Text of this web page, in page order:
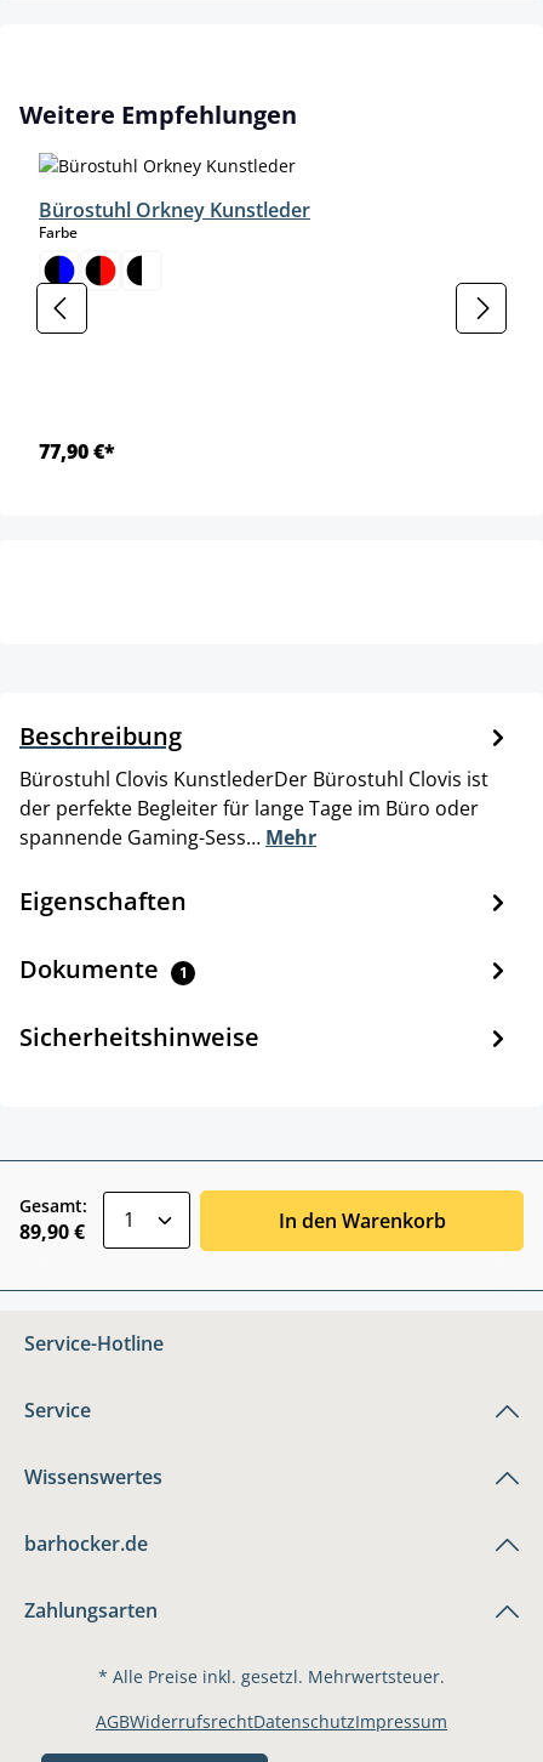
Produktgalerie überspringen
Weitere Empfehlungen
Bürostuhl Orkney Kunstleder
Farbeauswählen
77,90 €*
Beschreibung
Bürostuhl Clovis KunstlederDer Bürostuhl Clovis ist
der perfekte Begleiter für lange Tage im Büro oder
spannende Gaming-Sess… Mehr
Eigenschaften
Dokumente 1
Sicherheitshinweise
Gesamt:
89,90 € In den Warenkorb
Service-Hotline
Service
Wissenswertes
barhocker.de
Zahlungsarten
* Alle Preise inkl. gesetzl. Mehrwertsteuer.
AGBWiderrufsrechtDatenschutzImpressum